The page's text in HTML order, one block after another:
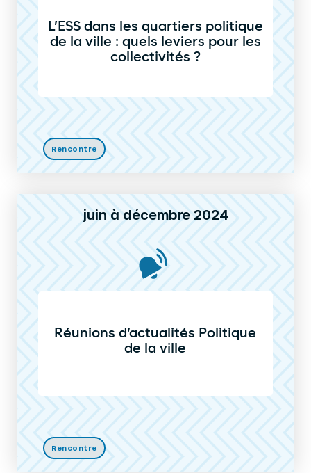
L’ESS dans les quartiers politique
de la ville : quels leviers pour les
collectivités ?
Rencontre
juin à décembre 2024
Réunions d’actualités Politique
de la ville
Rencontre